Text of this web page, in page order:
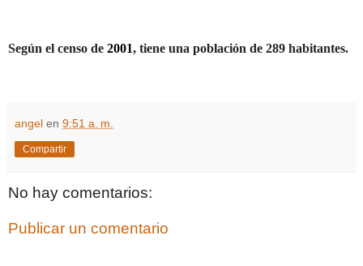
Según el censo de 2001, tiene una población de 289 habitantes.
angel en 9:51 a. m.
Compartir
No hay comentarios:
Publicar un comentario